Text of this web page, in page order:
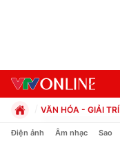
VĂN HÓA - GIẢI TRÍ
Chính trị
Điện ảnh Âm nhạc Sao